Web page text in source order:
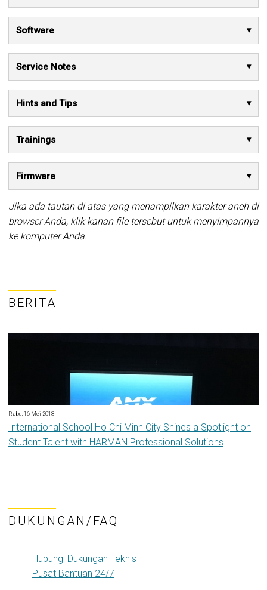
Software
Service Notes
Hints and Tips
Trainings
Firmware
Jika ada tautan di atas yang menampilkan karakter aneh di
browser Anda, klik kanan file tersebut untuk menyimpannya
ke komputer Anda.
BERITA
Rabu, 16 Mei 2018
International School Ho Chi Minh City Shines a Spotlight on
Student Talent with HARMAN Professional Solutions
DUKUNGAN/FAQ
Hubungi Dukungan Teknis
Pusat Bantuan 24/7